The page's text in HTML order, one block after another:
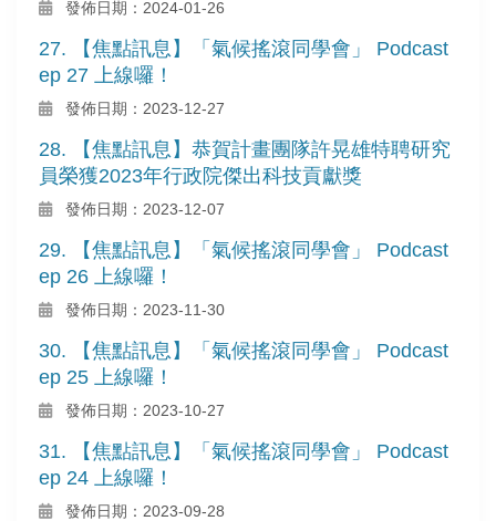
發佈日期：2024-01-26
27. 【焦點訊息】「氣候搖滾同學會」 Podcast
ep 27 上線囉！
發佈日期：2023-12-27
28. 【焦點訊息】恭賀計畫團隊許晃雄特聘研究
員榮獲2023年行政院傑出科技貢獻獎
發佈日期：2023-12-07
29. 【焦點訊息】「氣候搖滾同學會」 Podcast
ep 26 上線囉！
發佈日期：2023-11-30
30. 【焦點訊息】「氣候搖滾同學會」 Podcast
ep 25 上線囉！
發佈日期：2023-10-27
31. 【焦點訊息】「氣候搖滾同學會」 Podcast
ep 24 上線囉！
發佈日期：2023-09-28